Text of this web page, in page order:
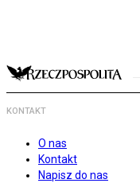
KONTAKT
O nas
Kontakt
Napisz do nas